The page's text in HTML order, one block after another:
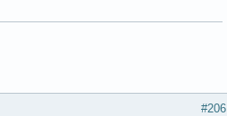
#206